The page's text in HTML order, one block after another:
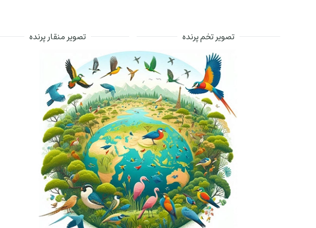
تصویر تخم پرنده تصویر منقار پرنده